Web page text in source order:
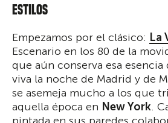
ESTILOS
Empezamos por el clásico: La
Escenario en los 80 de la
que aún conserva esa
viva la noche de Madrid y de
se asemeja mucho a los que
aquella época en New York.